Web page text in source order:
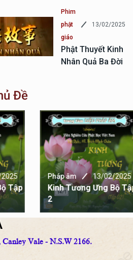
Phim
phật
giáo
13/02/2025
Phật Thuyết Kinh
Nhân Quả Ba Đời
Đề
Pháp âm 13/02/2025
Kinh Tương Ưng Bộ Tập
Canley Vale - N.S.W 2166.